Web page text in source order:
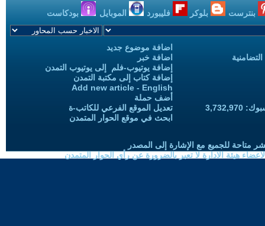
بنترست بلوكر فليبورد الموبايل بودكاست
اضافة موضوع جديد
اضافة خبر
إضافة يوتيوب-فلم إلى يوتيوب التمدن
إضافة كتاب إلى مكتبة التمدن
Add new article - English
أضف حملة
تعديل الموقع الفرعي للكاتب-ة
ابحث في موقع الحوار المتمدن
متاحة للجميع مع الإشارة إلى المصدر
هيئة الادارة لا تعبر بالضرورة عن رأي الحوار المتمدن